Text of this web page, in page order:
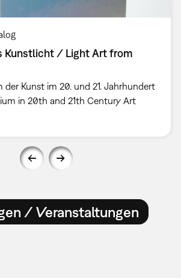
Kunstlicht / Light Art from
der Kunst im 20. und 21. Jahrhundert
in 20th and 21th Century Art
/ Veranstaltungen